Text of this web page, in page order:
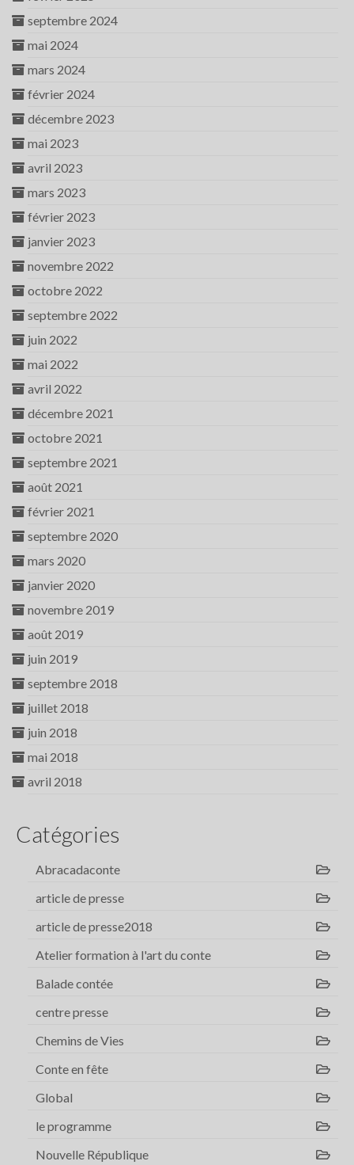
septembre 2024
mai 2024
mars 2024
février 2024
décembre 2023
mai 2023
avril 2023
mars 2023
février 2023
janvier 2023
novembre 2022
octobre 2022
septembre 2022
juin 2022
mai 2022
avril 2022
décembre 2021
octobre 2021
septembre 2021
août 2021
février 2021
septembre 2020
mars 2020
janvier 2020
novembre 2019
août 2019
juin 2019
septembre 2018
juillet 2018
juin 2018
mai 2018
avril 2018
Catégories
Abracadaconte
article de presse
article de presse2018
Atelier formation à l'art du conte
Balade contée
centre presse
Chemins de Vies
Conte en fête
Global
le programme
Nouvelle République